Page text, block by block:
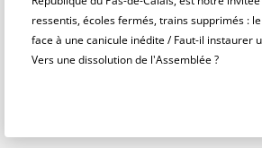
ressentis, écoles fermés, trains supprimés :
face à une canicule inédite / Faut-il instaurer
Vers une dissolution de l'Assemblée ?